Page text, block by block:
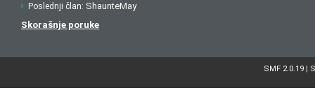
Poslednji član: ShaunteMay
Skorašnje poruke
SMF 2.0.19|